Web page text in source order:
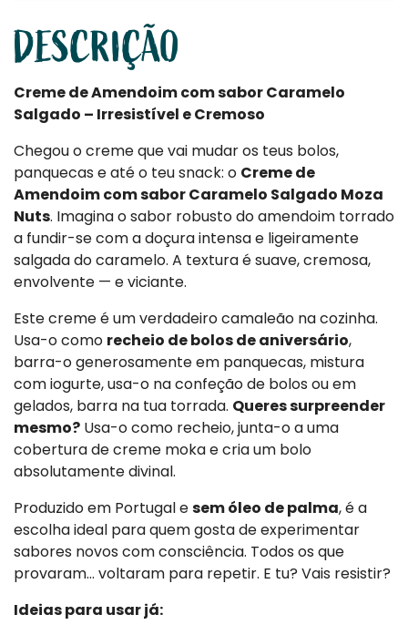
DESCRIÇÃO
Creme de Amendoim com sabor Caramelo
Salgado – Irresistível e Cremoso
Chegou o creme que vai mudar os teus bolos,
panquecas e até o teu snack: o Creme de
Amendoim com sabor Caramelo Salgado Moza
Nuts. Imagina o sabor robusto do amendoim torrado
a fundir-se com a doçura intensa e ligeiramente
salgada do caramelo. A textura é suave, cremosa,
envolvente — e viciante.
Este creme é um verdadeiro camaleão na cozinha.
Usa-o como recheio de bolos de aniversário,
barra-o generosamente em panquecas, mistura
com iogurte, usa-o na confeção de bolos ou em
gelados, barra na tua torrada. Queres surpreender
mesmo? Usa-o como recheio, junta-o a uma
cobertura de creme moka e cria um bolo
absolutamente divinal.
Produzido em Portugal esem óleo de palma, é a
escolha ideal para quem gosta de experimentar
sabores novos com consciência. Todos os que
provaram… voltaram para repetir. E tu? Vais resistir?
Ideias para usar já: